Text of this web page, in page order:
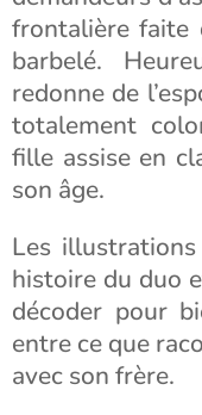
frontalière faite
barbelé.
redonne de
totalement
fille assise en
son âge.
Les
histoire du duo
décoder pour
entre ce que
avec son frère.